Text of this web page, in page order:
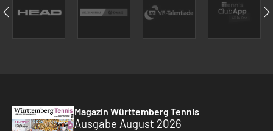
Magazin Württemberg Tennis
Ausgabe August 2026